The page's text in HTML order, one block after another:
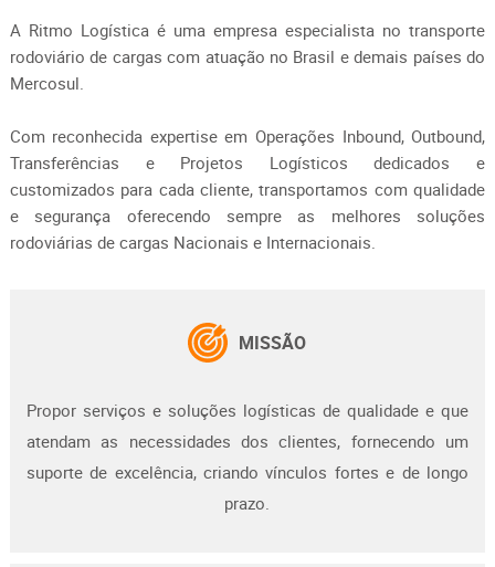
A Ritmo Logística é uma empresa especialista no transporte
rodoviário de cargas com atuação no Brasil e demais países do
Mercosul.
Com reconhecida expertise em Operações Inbound, Outbound,
Transferências e Projetos Logísticos dedicados e
customizados para cada cliente, transportamos com qualidade
e segurança oferecendo sempre as melhores soluções
rodoviárias de cargas Nacionais e Internacionais.
MISSÃO
Propor serviços e soluções logísticas de qualidade e que
atendam as necessidades dos clientes, fornecendo um
suporte de excelência, criando vínculos fortes e de longo
prazo.